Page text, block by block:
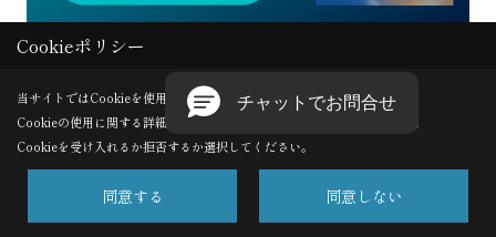
Copyright (c) GODDESS CREATE. All Rights Reserved.
Produced byゴデスクリエイト
Cookieポリシー
当サイトではCookieを使用します。
Cookieの使用に関する詳細は 「プライバシーポリシー
」をご覧ください。
Cookieを受け入れるか拒否するか選択してください。
同意する 同意しない